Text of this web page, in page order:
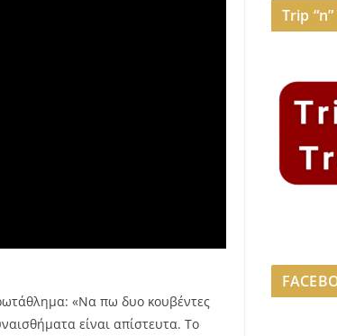
«Να πω δυο κουβέντες
είναι απίστευτα. Το
Trip